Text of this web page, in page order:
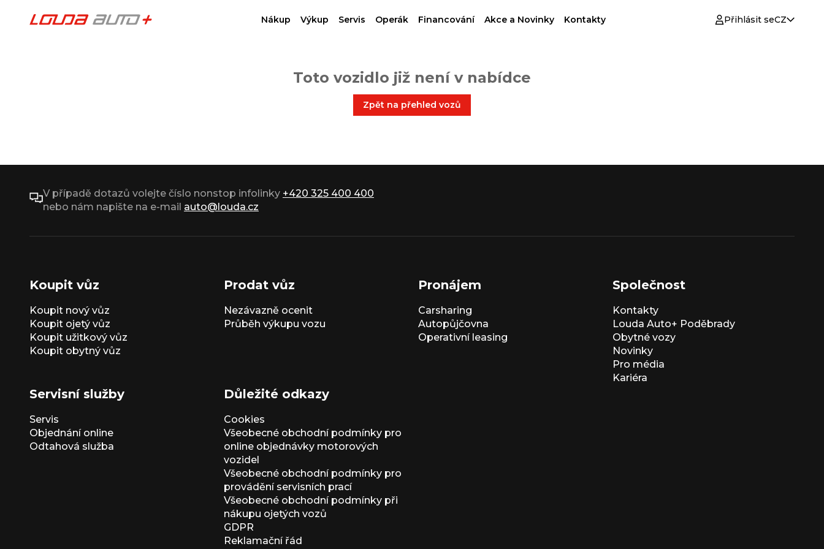
Nákup Výkup Servis Operák Financování Akce a Novinky Kontakty Přihlásit seCZ
Toto vozidlo již není v nabídce
Zpět na přehled vozů
V případě dotazů volejte číslo nonstop infolinky +420 325 400 400
nebo nám napište na e-mail auto@louda.cz
Koupit vůz
Koupit nový vůz
Koupit ojetý vůz
Koupit užitkový vůz
Koupit obytný vůz
Prodat vůz
Nezávazně ocenit
Průběh výkupu vozu
Pronájem
Carsharing
Autopůjčovna
Operativní leasing
Společnost
Kontakty
Louda Auto+ Poděbrady
Obytné vozy
Novinky
Pro média
Kariéra
Servisní služby
Servis
Objednání online
Odtahová služba
Důležité odkazy
Cookies
Všeobecné obchodní podmínky pro
online objednávky motorových
vozidel
Všeobecné obchodní podmínky pro
provádění servisních prací
Všeobecné obchodní podmínky při
nákupu ojetých vozů
GDPR
Reklamační řád